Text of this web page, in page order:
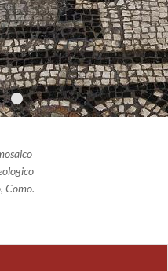
Como.